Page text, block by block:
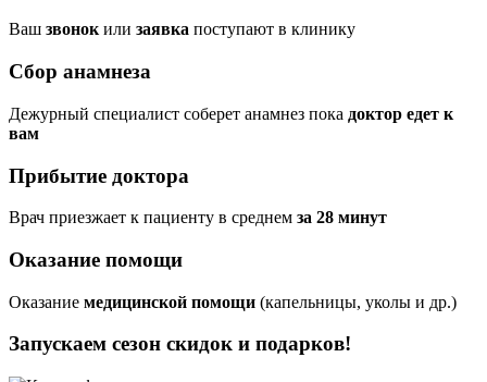
Ваш звонокили заявка поступают в клинику
Сбор анамнеза
Дежурный специалист соберет анамнез пока доктор едет к
вам
Прибытие доктора
Врач приезжает к пациенту в среднем за 28 минут
Оказание помощи
Оказание медицинской помощи (капельницы, уколы и др.)
Запускаем сезон скидок и подарков!